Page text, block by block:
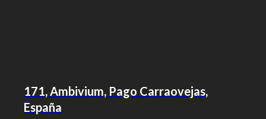
171, Ambivium, Pago Carraovejas,
España